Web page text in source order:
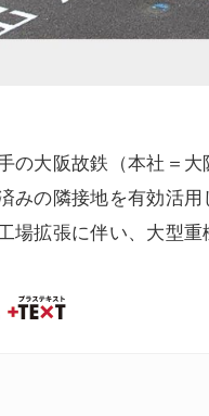
の大阪故鉄（本社＝
みの隣接地を有効活
場拡張に伴い、大型